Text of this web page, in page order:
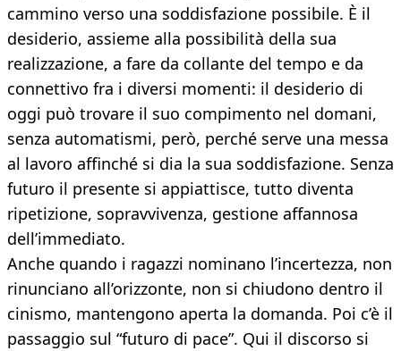
cammino verso una soddisfazione possibile. È il
desiderio, assieme alla possibilità della sua
realizzazione, a fare da collante del tempo e da
connettivo fra i diversi momenti: il desiderio di
oggi può trovare il suo compimento nel domani,
senza automatismi, però, perché serve una messa
al lavoro affinché si dia la sua soddisfazione. Senza
futuro il presente si appiattisce, tutto diventa
ripetizione, sopravvivenza, gestione affannosa
dell’immediato.
Anche quando i ragazzi nominano l’incertezza, non
rinunciano all’orizzonte, non si chiudono dentro il
cinismo, mantengono aperta la domanda. Poi c’è il
passaggio sul “futuro di pace”. Qui il discorso si